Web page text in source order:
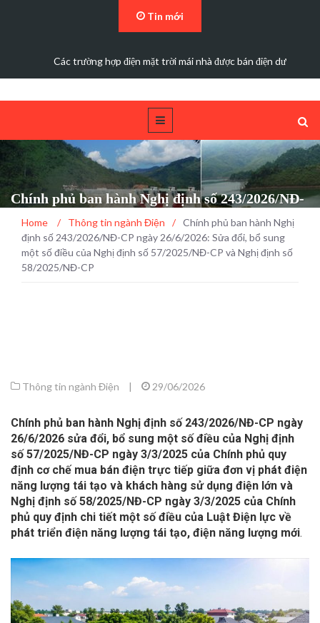
Tin mới
Các trường hợp điện mặt trời mái nhà được bán điện dư
Chính phủ ban hành Nghị định số 243/2026/NĐ-
CP ngày 26/6/2026: Sửa đổi, bổ sung một số điều
của Nghị định số 57/2025/NĐ-CP và Nghị định số
58/2025/NĐ-CP
Home / Thông tin ngành Điện / Chính phủ ban hành Nghị
định số 243/2026/NĐ-CP ngày 26/6/2026: Sửa đổi, bổ sung
một số điều của Nghị định số 57/2025/NĐ-CP và Nghị định số
58/2025/NĐ-CP
Thông tin ngành Điện | 29/06/2026
Chính phủ ban hành Nghị định số 243/2026/NĐ-CP ngày
26/6/2026 sửa đổi, bổ sung một số điều của Nghị định
số 57/2025/NĐ-CP ngày 3/3/2025 của Chính phủ quy
định cơ chế mua bán điện trực tiếp giữa đơn vị phát điện
năng lượng tái tạo và khách hàng sử dụng điện lớn và
Nghị định số 58/2025/NĐ-CP ngày 3/3/2025 của Chính
phủ quy định chi tiết một số điều của Luật Điện lực về
phát triển điện năng lượng tái tạo, điện năng lượng mới.